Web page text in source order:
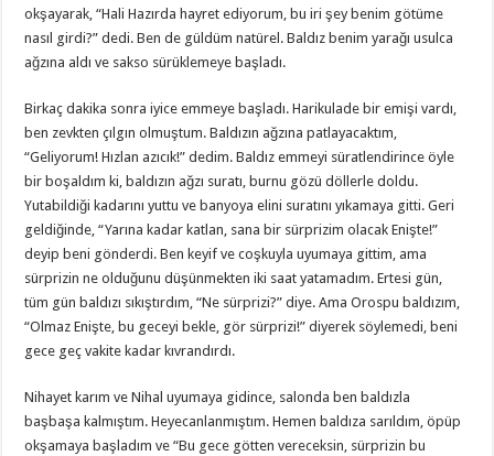
okşayarak, “Hali Hazırda hayret ediyorum, bu iri şey benim götüme
nasıl girdi?” dedi. Ben de güldüm natürel. Baldız benim yarağı usulca
ağzına aldı ve sakso sürüklemeye başladı.
Birkaç dakika sonra iyice emmeye başladı. Harikulade bir emişi vardı,
ben zevkten çılgın olmuştum. Baldızın ağzına patlayacaktım,
“Geliyorum! Hızlan azıcık!” dedim. Baldız emmeyi süratlendirince öyle
bir boşaldım ki, baldızın ağzı suratı, burnu gözü döllerle doldu.
Yutabildiği kadarını yuttu ve banyoya elini suratını yıkamaya gitti. Geri
geldiğinde, “Yarına kadar katlan, sana bir sürprizim olacak Enişte!”
deyip beni gönderdi. Ben keyif ve coşkuyla uyumaya gittim, ama
sürprizin ne olduğunu düşünmekten iki saat yatamadım. Ertesi gün,
tüm gün baldızı sıkıştırdım, “Ne sürprizi?” diye. Ama Orospu baldızım,
“Olmaz Enişte, bu geceyi bekle, gör sürprizi!” diyerek söylemedi, beni
gece geç vakite kadar kıvrandırdı.
Nihayet karım ve Nihal uyumaya gidince, salonda ben baldızla
başbaşa kalmıştım. Heyecanlanmıştım. Hemen baldıza sarıldım, öpüp
okşamaya başladım ve “Bu gece götten vereceksin, sürprizin bu